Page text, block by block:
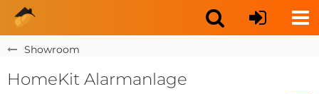
Showroom
HomeKit Alarmanlage